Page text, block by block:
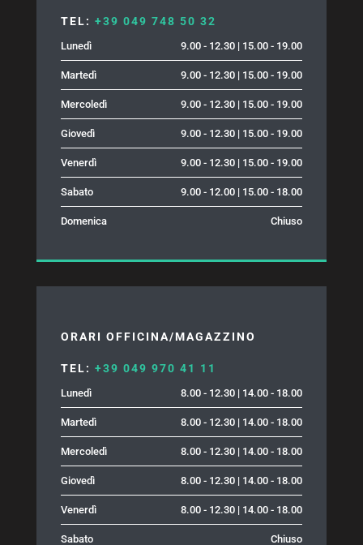
TEL: +39 049 748 50 32
Lunedì 9.00 - 12.30 | 15.00 - 19.00
Martedì 9.00 - 12.30 | 15.00 - 19.00
Mercoledì 9.00 - 12.30 | 15.00 - 19.00
Giovedì 9.00 - 12.30 | 15.00 - 19.00
Venerdì 9.00 - 12.30 | 15.00 - 19.00
Sabato 9.00 - 12.00 | 15.00 - 18.00
Domenica Chiuso
ORARI OFFICINA/MAGAZZINO
TEL: +39 049 970 41 11
Lunedì 8.00 - 12.30 | 14.00 - 18.00
Martedì 8.00 - 12.30 | 14.00 - 18.00
Mercoledì 8.00 - 12.30 | 14.00 - 18.00
Giovedì 8.00 - 12.30 | 14.00 - 18.00
Venerdì 8.00 - 12.30 | 14.00 - 18.00
Sabato Chiuso